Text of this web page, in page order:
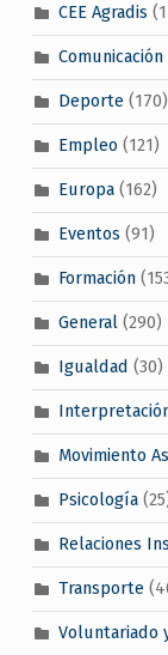
CEE Agradis
Comunicación
Deporte(170)
Empleo (121)
Europa(162)
Eventos (91)
Formación
General(290)
Igualdad (30)
Movimiento
Psicología
Relaciones
Transporte
Voluntariado